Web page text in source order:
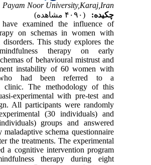
Payam Noor University,Karaj,Iran
چکیده:
have examined the influence of
on schemas in women with
disorders. This study explores the
therapy on early
of behavioural mistrust and
instability of 60 women with
who had been referred to a
clinic. The methodology of this
experimental with pre-test and
All participants were randomly
(30 individuals) and
groups and answered
maladaptive schema questionnaire
the treatments. The experimental
a cognitive intervention program
therapy during eight